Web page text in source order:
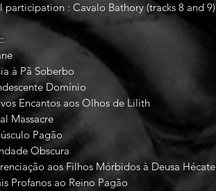
participation : Cavalo Bathory (tracks 8 and 9)
à Pã Soberbo
Domínio
Encantos aos Olhos de Lilith
Massacre
Pagão
Obscura
aos Filhos Mórbidos à Deusa Hécate
Profanos ao Reino Pagão